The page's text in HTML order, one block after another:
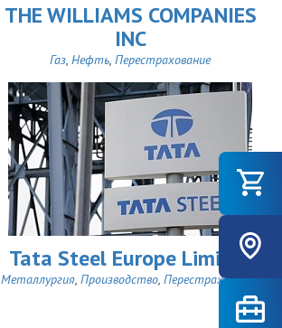
THE WILLIAMS COMPANIES
INC
Газ, Нефть, Перестрахование
Tata Steel Europe Limited
Металлургия, Производство, Перестрахование